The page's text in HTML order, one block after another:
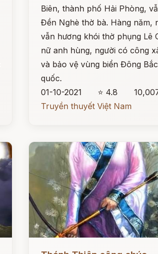
Biên, thành phố Hải Phòng,
Đền Nghè thờ bà. Hàng năm,
vẫn hương khói thờ phụng Lê
nữ anh hùng, người có công
và bảo vệ vùng biển Đông
quốc.
01-10-2021
⭐ 4.8
Truyền thuyết Việt Nam